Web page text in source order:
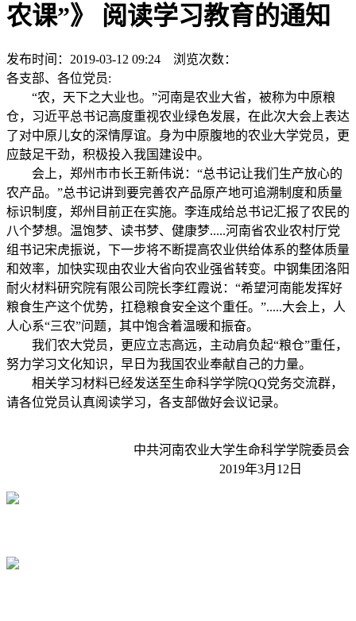
农课”》 阅读学习教育的通知
发布时间：2019-03-12 09:24 浏览次数：
各支部、各位党员:
“农，天下之大业也。”河南是农业大省，被称为中原粮
仓，习近平总书记高度重视农业绿色发展，在此次大会上表达
了对中原儿女的深情厚谊。身为中原腹地的农业大学党员，更
应鼓足干劲，积极投入我国建设中。
会上，郑州市市长王新伟说：“总书记让我们生产放心的
农产品。”总书记讲到要完善农产品原产地可追溯制度和质量
标识制度，郑州目前正在实施。李连成给总书记汇报了农民的
八个梦想。温饱梦、读书梦、健康梦.....河南省农业农村厅党
组书记宋虎振说，下一步将不断提高农业供给体系的整体质量
和效率，加快实现由农业大省向农业强省转变。中钢集团洛阳
耐火材料研究院有限公司院长李红霞说：“希望河南能发挥好
粮食生产这个优势，扛稳粮食安全这个重任。”.....大会上，人
人心系“三农”问题，其中饱含着温暖和振奋。
我们农大党员，更应立志高远，主动肩负起“粮仓”重任，
努力学习文化知识，早日为我国农业奉献自己的力量。
相关学习材料已经发送至生命科学学院QQ党务交流群，
请各位党员认真阅读学习，各支部做好会议记录。
中共河南农业大学生命科学学院委员会
2019年3月12日